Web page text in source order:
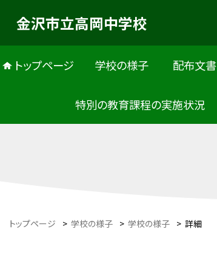
金沢市立高岡中学校
トップページ 学校の様子 配布文書
特別の教育課程の実施状況
トップページ > 学校の様子 > 学校の様子 > 詳細